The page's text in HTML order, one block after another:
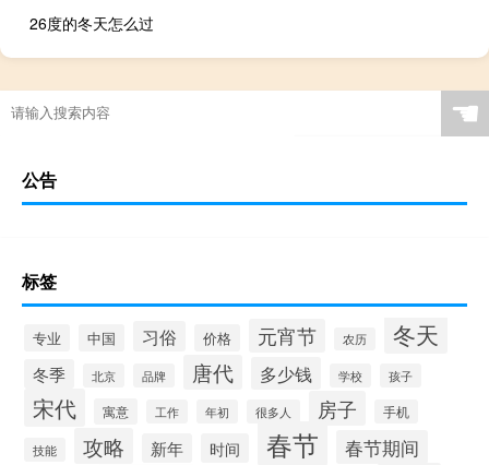
26度的冬天怎么过
☚
公告
标签
专业 中国 习俗 价格 元宵节 农历 冬天
冬季 北京 品牌 唐代 多少钱 学校 孩子
宋代 寓意 工作 年初 很多人 房子 手机
技能 攻略 新年 时间 春节 春节期间